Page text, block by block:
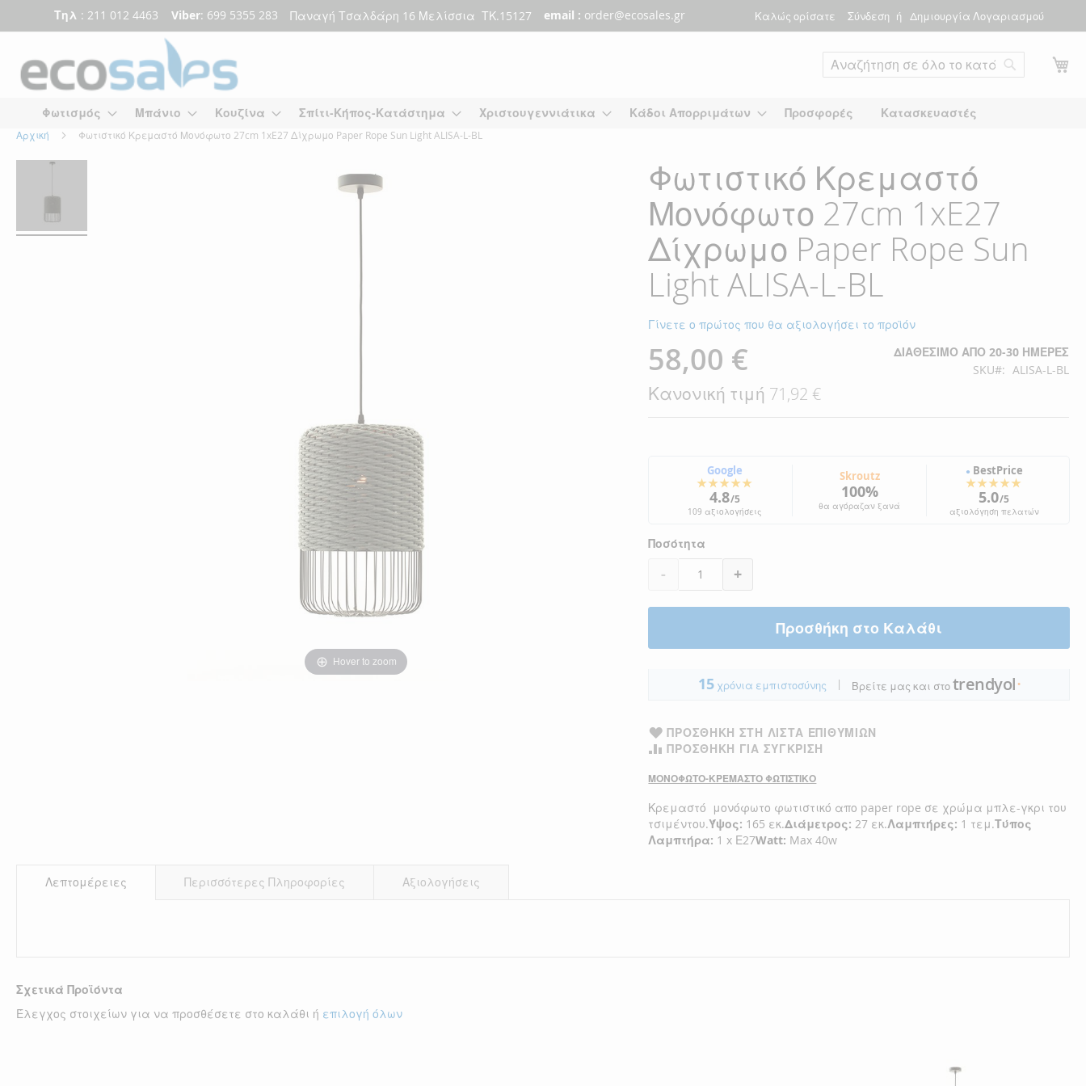
Τηλ : 211 012 4463 Viber: 699 5355 283 Παναγή Τσαλδάρη 16 Μελίσσια ΤΚ.15127 email : order@ecosales.gr
Μετάβαση
Καλώς ορίσατε Σύνδεση Δημιουργία Λογαριασμού
Φωτισμός
Μπάνιο Κουζίνα Σπίτι-Κήπος-Κατάστημα Χριστουγεννιάτικα Κάδοι Απορριμάτων Προσφορές Κατασκευαστές
Αρχική Φωτιστικό Κρεμαστό Μονόφωτο 27cm 1xE27 Δίχρωμο Paper Rope Sun Light ALISA-L-BL
of
beginning
of
Hover to zoom
Φωτιστικό Κρεμαστό
Μονόφωτο 27cm 1xE27
Δίχρωμο Paper Rope Sun
Light ALISA-L-BL
Γίνετε ο πρώτος που θα αξιολογήσει το προϊόν
Ειδική
Τιμή
58,00 €
Κανονική τιμή 71,92 €
ΔΙΑΘΈΣΙΜΟ ΑΠΌ 20-30 ΗΜΈΡΕΣ
SKU
ALISA-L-BL
Google
★★★★★
4.8/5
109 αξιολογήσεις
Skroutz
100%
θα αγόραζαν ξανά
● BestPrice
★★★★★
5.0/5
αξιολόγηση πελατών
Ποσότητα
- +
Προσθήκη στο Καλάθι
15χρόνια εμπιστοσύνης | Βρείτε μας και στοtrendyol ●
ΠΡΟΣΘΉΚΗ ΣΤΗ ΛΊΣΤΑ ΕΠΙΘΥΜΙΏΝ
ΠΡΟΣΘΉΚΗ ΓΙΑ ΣΎΓΚΡΙΣΗ
ΜΟΝΟΦΩΤΟ-ΚΡΕΜΑΣΤΟ ΦΩΤΙΣΤΙΚΟ
Κρεμαστό μονόφωτο φωτιστικό απο paper rope σε χρώμα μπλε-γκρι του
τσιμέντου.Ύψος: 165 εκ.Διάμετρος: 27 εκ.Λαμπτήρες: 1 τεμ.Τύπος
Λαμπτήρα: 1 x Ε27Watt: Max 40w
Λεπτομέρειες Περισσότερες Πληροφορίες Αξιολογήσεις
Σχετικά Προϊόντα
Έλεγχος στοιχείων για να προσθέσετε στο καλάθι ή επιλογή όλων